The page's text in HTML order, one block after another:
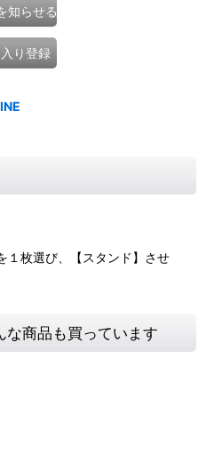
知らせる
り登録
１枚選び、【スタンド】させ
な商品も買っています